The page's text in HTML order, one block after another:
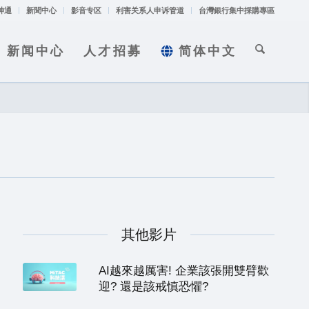
通 新聞中心 影音专区 利害关系人申诉管道 台灣銀行集中採購專區
新闻中心 人才招募 简体中文
其他影片
AI越來越厲害! 企業該張開雙臂歡
迎? 還是該戒慎恐懼?